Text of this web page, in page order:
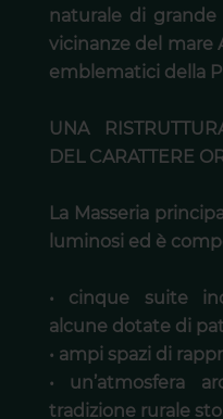
naturale di
vicinanze del mare
emblematici della
UNA
DEL CARATTERE
La Masseria
luminosi ed è
• cinque suite
alcune dotate di
• ampi spazi di
• un’atmosfera
tradizione rurale